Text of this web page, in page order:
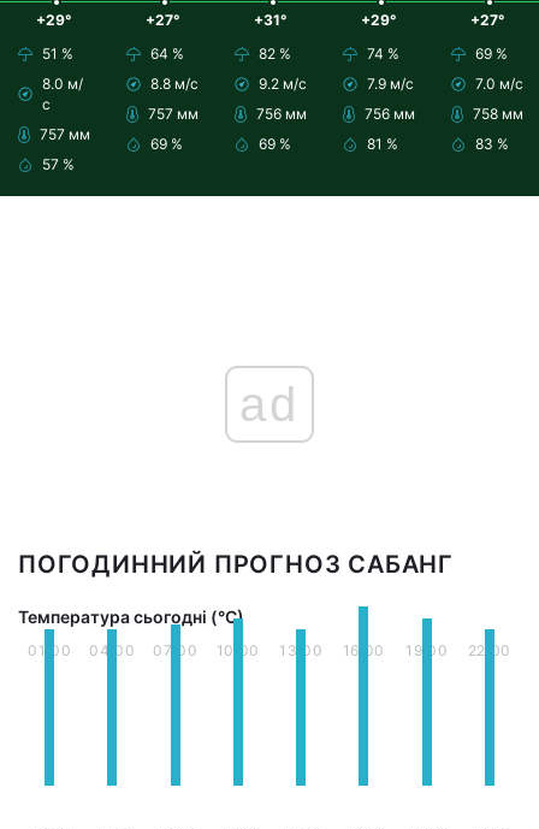
+29°
51 %
8.0 м/
с
757 мм
57 %
+27°
64 %
8.8 м/с
757 мм
69 %
+31°
82 %
9.2 м/с
756 мм
69 %
+29°
74 %
7.9 м/с
756 мм
81 %
+27°
69 %
7.0 м/с
758 мм
83 %
ad
ПОГОДИННИЙ ПРОГНОЗ САБАНГ
Температура сьогодні (°С)
01:00 04:00 07:00 10:00 13:00 16:00 19:00 22:00